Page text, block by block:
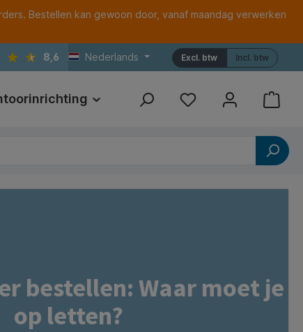
Bestellen kan gewoon door, vanaf maandag verwerken
8,6 Nederlands Incl. btw
Excl. btw
Print Referenties
bestellen: Waar moet je
op letten?